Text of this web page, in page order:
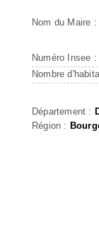
Nom du Maire :
Numéro Insee :
Nombre
Département :
Région :